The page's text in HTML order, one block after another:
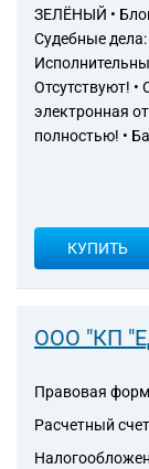
ЗЕЛЁНЫЙ •
Судебные
Отсутствуют! •
электронная
полностью! •
КУПИТЬ
ООО "КП
Правовая
Расчетный